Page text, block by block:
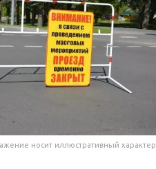
носит иллюстративный характер